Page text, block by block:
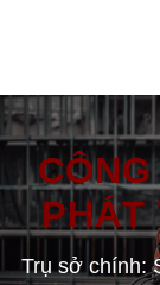
PHÁT
Trụ sở chính: